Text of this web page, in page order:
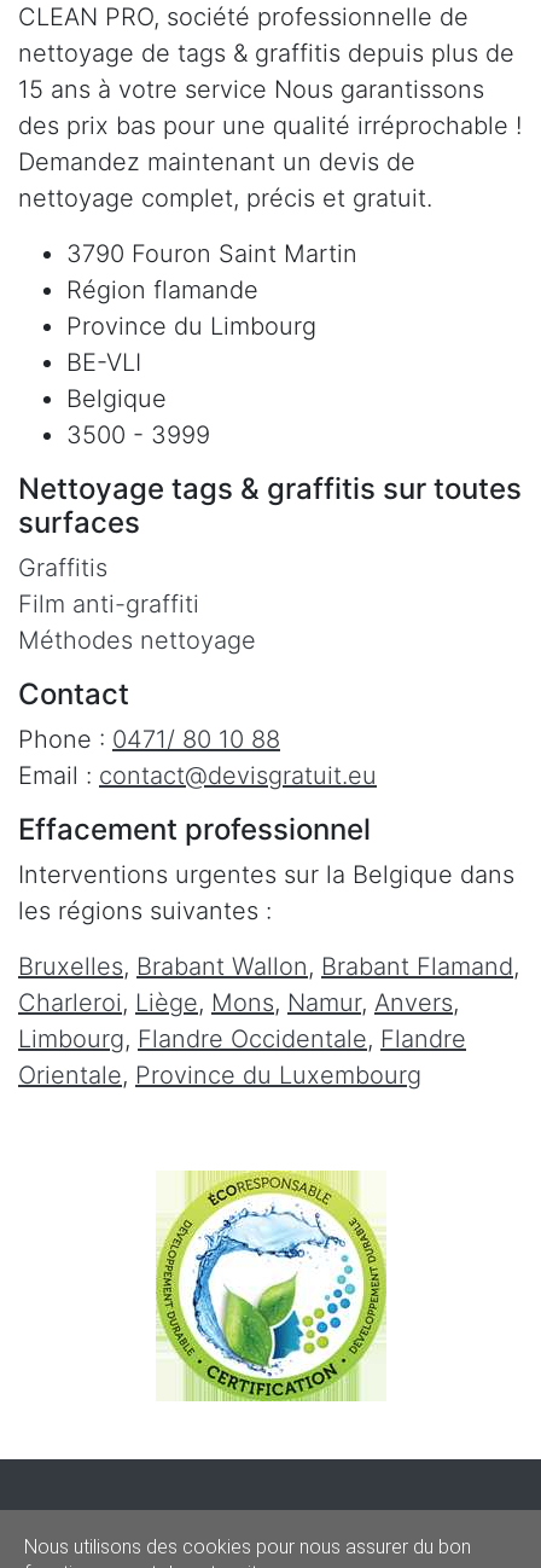
CLEAN PRO, société professionnelle de
nettoyage de tags & graffitis depuis plus de
15 ans à votre service Nous garantissons
des prix bas pour une qualité irréprochable !
Demandez maintenant un devis de
nettoyage complet, précis et gratuit.
3790 Fouron Saint Martin
Région flamande
Province du Limbourg
BE-VLI
Belgique
3500 - 3999
Nettoyage tags & graffitis sur toutes
surfaces
Graffitis
Film anti-graffiti
Méthodes nettoyage
Contact
Phone : 0471/ 80 10 88
Email : contact@devisgratuit.eu
Effacement professionnel
Interventions urgentes sur la Belgique dans
les régions suivantes :
Bruxelles, Brabant Wallon, Brabant Flamand,
Charleroi, Liège, Mons, Namur, Anvers,
Limbourg, Flandre Occidentale, Flandre
Orientale, Province du Luxembourg
© 2020–2026sos-graffitis.be
Nous utilisons des cookies pour nous assurer du bon